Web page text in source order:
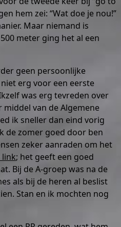
hem zei: “Wat doe je nou!”
Maar niemand is
meter ging het al een
geen persoonlijke
erg voor een eerste
was erg tevreden over
van de Algemene
ik sneller dan eind vorig
de zomer goed door ben
zeker aanraden om het
link; het geeft een goed
Bij de A-groep was na de
als bij de heren al beslist
Stan en ik mochten nog